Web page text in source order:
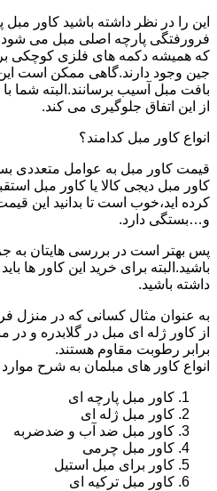
این را در نظر داشته باشید کاور مبل
فرورفتگی پارچه اصلی مبل می
که همیشه دکمه های فلزی کوچکی
جین وجود دارند.گاهی ممکن است
بافت مبل آسیب برسانند.البته شما
از این اتفاق جلوگیری می کند.
انواع کاور مبل کدامند؟
قیمت کاور مبل به عوامل متعددی
کاور مبل دیجی کالا یا کاور مبل
کرده اید،خوب است تا بدانید این
و…بستگی دارد.
پس بهتر است در بررسی هایتان به
باشید.البته برای خرید این کاور ها
داشته باشید.
به عنوان مثال کسانی که در منزل
از کاور ژله ای مبل در گلابدره و در
برابر رطوبت مقاوم هستند.
انواع کاور های مبلمان به شرح
کاور مبل پارچه ای
کاور مبل ژله ای
کاور مبل ضد آب و ضدضربه
کاور مبل چرمی
کاور برای مبل استیل
کاور مبل ترکیه ای